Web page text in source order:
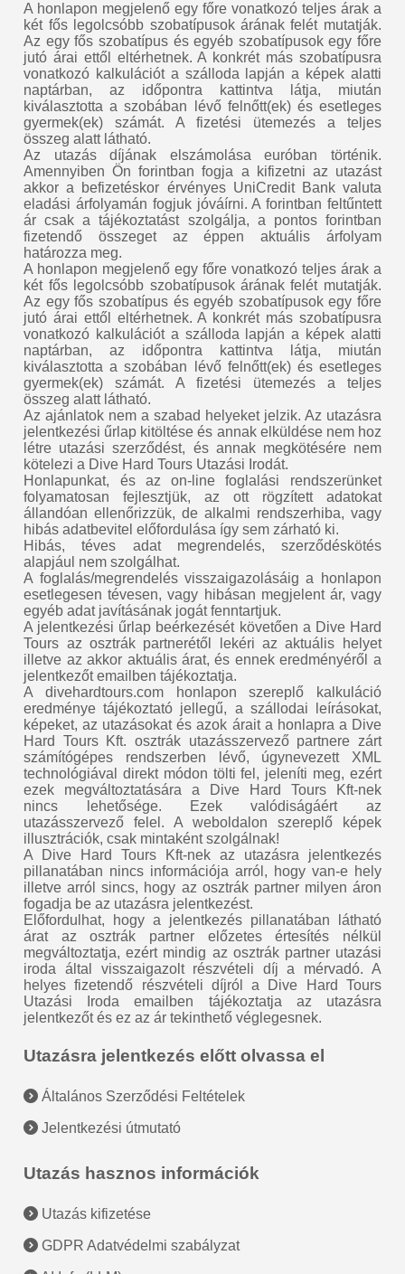
A honlapon megjelenő egy főre vonatkozó teljes árak a
két fős legolcsóbb szobatípusok árának felét mutatják.
Az egy fős szobatípus és egyéb szobatípusok egy főre
jutó árai ettől eltérhetnek. A konkrét más szobatípusra
vonatkozó kalkulációt a szálloda lapján a képek alatti
naptárban, az időpontra kattintva látja, miután
kiválasztotta a szobában lévő felnőtt(ek) és esetleges
gyermek(ek) számát. A fizetési ütemezés a teljes
összeg alatt látható.
Az utazás díjának elszámolása euróban történik.
Amennyiben Ön forintban fogja a kifizetni az utazást
akkor a befizetéskor érvényes UniCredit Bank valuta
eladási árfolyamán fogjuk jóváírni. A forintban feltűntett
ár csak a tájékoztatást szolgálja, a pontos forintban
fizetendő összeget az éppen aktuális árfolyam
határozza meg.
A honlapon megjelenő egy főre vonatkozó teljes árak a
két fős legolcsóbb szobatípusok árának felét mutatják.
Az egy fős szobatípus és egyéb szobatípusok egy főre
jutó árai ettől eltérhetnek. A konkrét más szobatípusra
vonatkozó kalkulációt a szálloda lapján a képek alatti
naptárban, az időpontra kattintva látja, miután
kiválasztotta a szobában lévő felnőtt(ek) és esetleges
gyermek(ek) számát. A fizetési ütemezés a teljes
összeg alatt látható.
Az ajánlatok nem a szabad helyeket jelzik. Az utazásra
jelentkezési űrlap kitöltése és annak elküldése nem hoz
létre utazási szerződést, és annak megkötésére nem
kötelezi a Dive Hard Tours Utazási Irodát.
Honlapunkat, és az on-line foglalási rendszerünket
folyamatosan fejlesztjük, az ott rögzített adatokat
állandóan ellenőrizzük, de alkalmi rendszerhiba, vagy
hibás adatbevitel előfordulása így sem zárható ki.
Hibás, téves adat megrendelés, szerződéskötés
alapjául nem szolgálhat.
A foglalás/megrendelés visszaigazolásáig a honlapon
esetlegesen tévesen, vagy hibásan megjelent ár, vagy
egyéb adat javításának jogát fenntartjuk.
A jelentkezési űrlap beérkezését követően a Dive Hard
Tours az osztrák partnerétől lekéri az aktuális helyet
illetve az akkor aktuális árat, és ennek eredményéről a
jelentkezőt emailben tájékoztatja.
A divehardtours.com honlapon szereplő kalkuláció
eredménye tájékoztató jellegű, a szállodai leírásokat,
képeket, az utazásokat és azok árait a honlapra a Dive
Hard Tours Kft. osztrák utazásszervező partnere zárt
számítógépes rendszerben lévő, úgynevezett XML
technológiával direkt módon tölti fel, jeleníti meg, ezért
ezek megváltoztatására a Dive Hard Tours Kft-nek
nincs lehetősége. Ezek valódiságáért az
utazásszervező felel. A weboldalon szereplő képek
illusztrációk, csak mintaként szolgálnak!
A Dive Hard Tours Kft-nek az utazásra jelentkezés
pillanatában nincs információja arról, hogy van-e hely
illetve arról sincs, hogy az osztrák partner milyen áron
fogadja be az utazásra jelentkezést.
Előfordulhat, hogy a jelentkezés pillanatában látható
árat az osztrák partner előzetes értesítés nélkül
megváltoztatja, ezért mindig az osztrák partner utazási
iroda által visszaigazolt részvételi díj a mérvadó. A
helyes fizetendő részvételi díjról a Dive Hard Tours
Utazási Iroda emailben tájékoztatja az utazásra
jelentkezőt és ez az ár tekinthető véglegesnek.
Utazásra jelentkezés előtt olvassa el
Általános Szerződési Feltételek
Jelentkezési útmutató
Utazás hasznos információk
Utazás kifizetése
GDPR Adatvédelmi szabályzat